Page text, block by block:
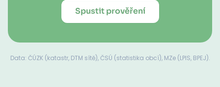
Spustit prověření
Data: ČÚZK (katastr, DTM sítě), ČSÚ (statistika obcí), MZe (LPIS, BPEJ).